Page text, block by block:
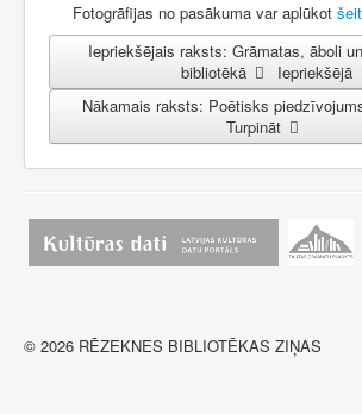
Fotogrāfijas no pasākuma var aplūkot šeit
Iepriekšējais raksts: Grāmatas, āboli
bibliotēkā
Iepriekšējā
Nākamais raksts: Poētisks
Turpināt
© 2026 RĒZEKNES BIBLIOTĒKAS ZIŅAS